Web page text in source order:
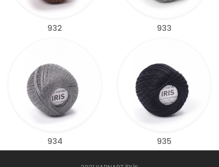
932 933
934 935